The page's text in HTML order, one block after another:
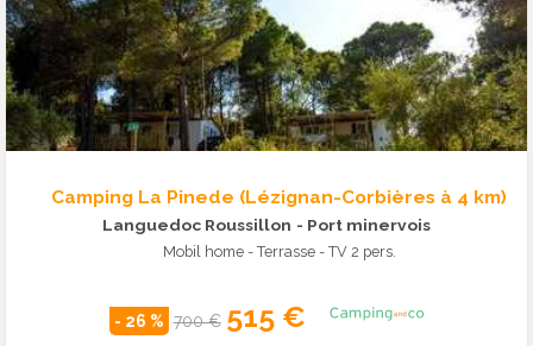
Camping La Pinede (Lézignan-Corbières à 4 km)
Languedoc Roussillon - Port minervois
Mobil home - Terrasse - TV 2 pers.
- 26 % 700 € 515 €